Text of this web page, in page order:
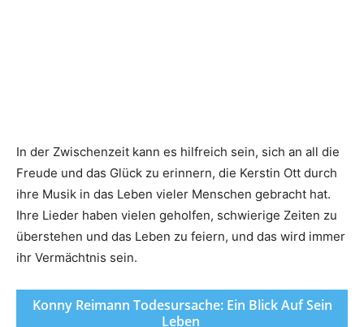
In der Zwischenzeit kann es hilfreich sein, sich an all die
Freude und das Glück zu erinnern, die Kerstin Ott durch
ihre Musik in das Leben vieler Menschen gebracht hat.
Ihre Lieder haben vielen geholfen, schwierige Zeiten zu
überstehen und das Leben zu feiern, und das wird immer
ihr Vermächtnis sein.
Konny Reimann Todesursache: Ein Blick Auf Sein
Leben